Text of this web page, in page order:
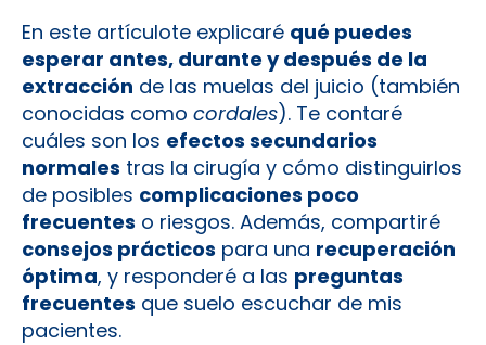
En este artículote explicaré qué puedes
esperar antes, durante y después de la
extracción de las muelas del juicio (también
conocidas como cordales). Te contaré
cuáles son los efectos secundarios
normales tras la cirugía y cómo distinguirlos
de posibles complicaciones poco
frecuentes o riesgos. Además, compartiré
consejos prácticos para una recuperación
óptima, y responderé a las preguntas
frecuentes que suelo escuchar de mis
pacientes.